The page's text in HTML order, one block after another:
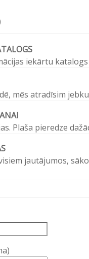
iekārtu
mēs atradīsim
Plaša pieredze
jautājumos,